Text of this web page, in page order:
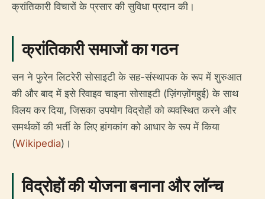
क्रांतिकारी विचारों के प्रसार की सुविधा प्रदान की।
क्रांतिकारी समाजों का गठन
सन ने फुरेन लिटरेरी सोसाइटी के सह-संस्थापक के रूप में शुरुआत
की और बाद में इसे रिवाइव चाइना सोसाइटी (ज़िंगज़ोंगहुई) के साथ
विलय कर दिया, जिसका उपयोग विद्रोहों को व्यवस्थित करने और
समर्थकों की भर्ती के लिए हांगकांग को आधार के रूप में किया
(Wikipedia)।
विद्रोहों की योजना बनाना और लॉन्च